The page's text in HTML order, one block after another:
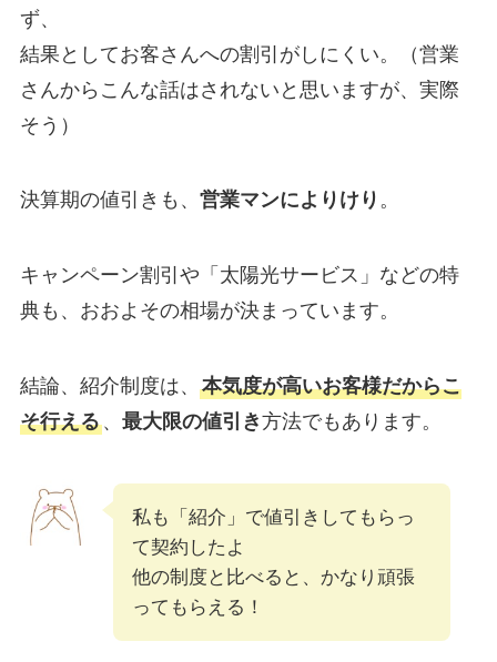
ず、
結果としてお客さんへの割引がしにくい。（営業
さんからこんな話はされないと思いますが、実際
そう）
決算期の値引きも、 営業マンによりけり 。
キャンペーン割引や「太陽光サービス」などの特
典も、おおよその相場が決まっています。
結論、紹介制度は、 本気度が高いお客様だからこ
そ行える、 最大限の値引き方法でもあります。
私も「紹介」で値引きしてもらっ
て契約したよ
他の制度と比べると、かなり頑張
ってもらえる！